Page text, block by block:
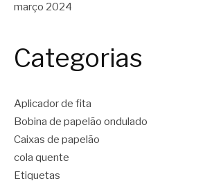
março 2024
Categorias
Aplicador de fita
Bobina de papelão ondulado
Caixas de papelão
cola quente
Etiquetas